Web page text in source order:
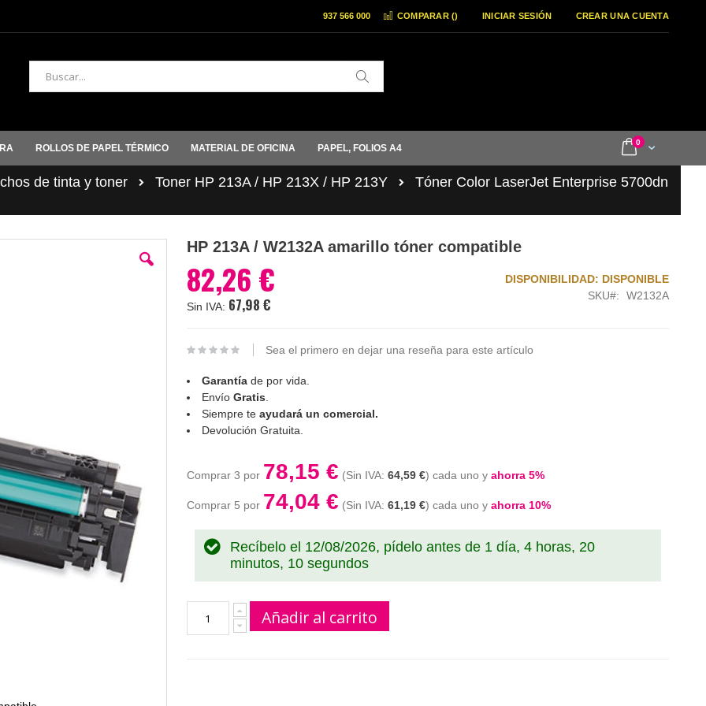
COMPARAR () INICIAR SESIÓN CREAR UNA CUENTA
937 566 000
Buscar
Cart
0items
ROLLOS DE PAPEL TÉRMICO MATERIAL DE OFICINA PAPEL, FOLIOS A4
de tinta y toner Toner HP 213A / HP 213X / HP 213Y Tóner Color LaserJet Enterprise 5700dn
HP 213A / W2132A amarillo tóner compatible
82,26 €
67,98 €
DISPONIBILIDAD: DISPONIBLE
SKU
W2132A
Sea el primero en dejar una reseña para este artículo
Garantíade por vida.
Envío Gratis
Siempre te ayudará un comercial.
Devolución Gratuita.
Comprar 3 por 78,15 € 64,59 € cada uno y ahorra 5%
Comprar 5 por 74,04 € 61,19 € cada uno y ahorra 10%
Recíbelo el 12/08/2026, pídelo antes de 1 día, 4 horas, 20
minutos, 9 segundos
Añadir al carrito